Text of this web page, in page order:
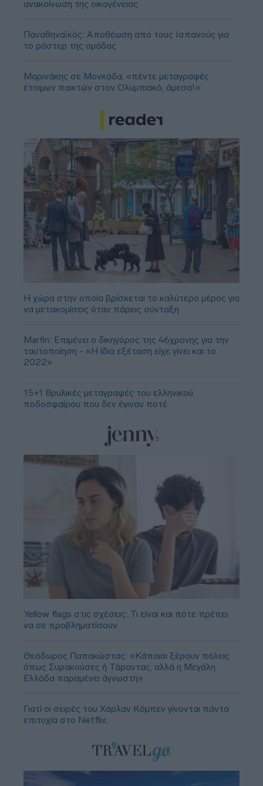
ανακοίνωση της οικογένειας
Παναθηναϊκός: Αποθέωση από τους Ισπανούς για
το ρόστερ της ομάδας
Μαρινάκης σε Μονκάδα, «πέντε μεταγραφές
έτοιμων παικτών στον Ολυμπιακό, άμεσα!»
Η χώρα στην οποία βρίσκεται το καλύτερο μέρος για
να μετακομίσεις όταν πάρεις σύνταξη
Marfin: Επιμένει ο δικηγόρος της 46χρονης για την
ταυτοποίηση - «Η ίδια εξέταση είχε γίνει και το
2022»
15+1 θρυλικές μεταγραφές του ελληνικού
ποδοσφαίρου που δεν έγιναν ποτέ
Yellow flags στις σχέσεις: Τι είναι και πότε πρέπει
να σε προβληματίσουν
Θεόδωρος Παπακώστας: «Κάποιοι ξέρουν πόλεις
όπως Συρακούσες ή Τάραντας, αλλά η Μεγάλη
Ελλάδα παραμένει άγνωστη»
Γιατί οι σειρές του Χάρλαν Κόμπεν γίνονται πάντα
επιτυχία στο Netflix;